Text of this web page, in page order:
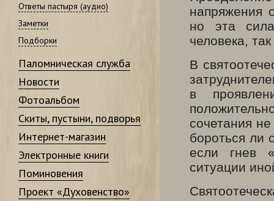
Ответы пастыря (аудио)
Заметки
Подборки
Паломническая служба
Новости
Фотоальбом
Скиты, пустыни, подворья
Интернет-магазин
Электронные книги
Поминовения
Проект «Духовенство»
напряжения
но эта
человека,
В
в
сочетания
бороться ли
если гнев
ситуации